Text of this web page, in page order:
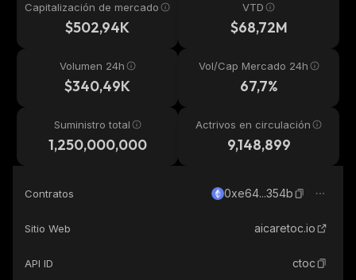
Capitalización de mercado
$502,94K
VTD
$68,72M
Volumen 24h
$340,49K
Vol/Cap Mercado 24h
67,7%
Suministro total
1,250,000,000
Actrivos en circulación
9,148,899
Contratos 0xe64...354b
Sitio Web aicaretoc.io
API ID ctoc